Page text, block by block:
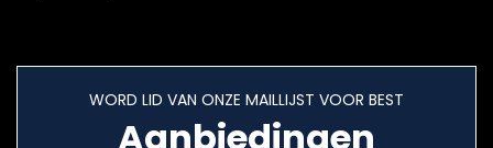
WORD LID VAN ONZE MAILLIJST VOOR BEST
Aanbiedingen